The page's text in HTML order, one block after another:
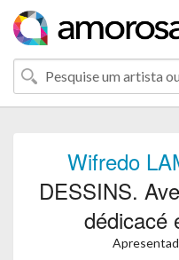
Wifredo
DESSINS.
dédicacé